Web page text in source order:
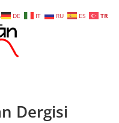
Dergisi
DE IT RU ES TR